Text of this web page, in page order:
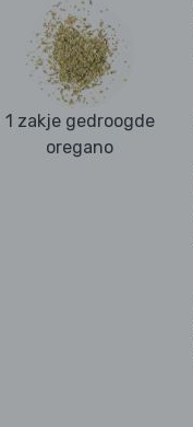
1 zakje gedroogde
oregano